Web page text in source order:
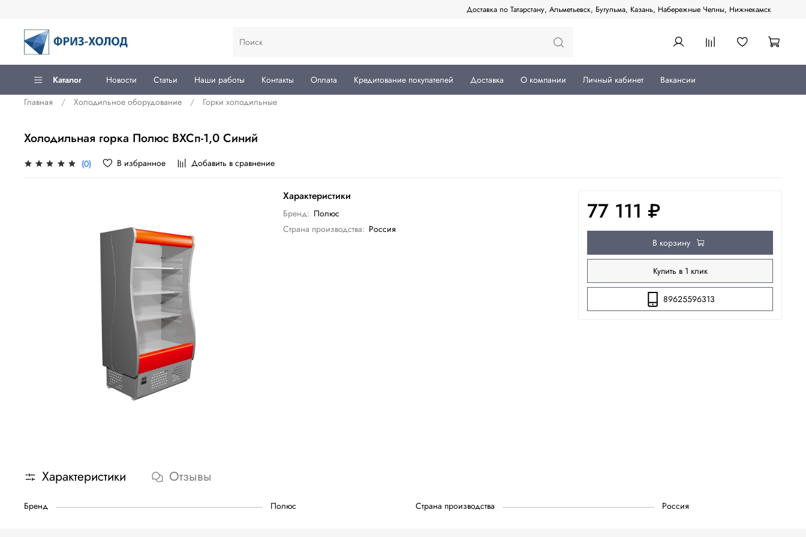
Доставка по Татарстану, Альметьевск, Бугульма, Казань, Набережные Челны, Нижнекамск
Каталог Новости Статьи Наши работы Контакты Оплата Кредитование покупателей Доставка О компании Личный кабинет
Вакансии
Главная
Холодильное оборудование Горки холодильные
Холодильная горка Полюс ВХСп-1,0 Синий
(0) В избранное Добавить в сравнение
Характеристики
Бренд: Полюс
Страна производства: Россия
77 111 ₽
В корзину
Купить в 1 клик
89625596313
Характеристики Отзывы
Бренд Полюс Страна производства Россия